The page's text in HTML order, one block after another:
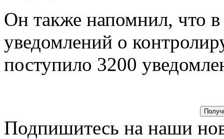
Он также напомнил, что в
уведомлений о
поступило 3200
Подпишитесь на наши